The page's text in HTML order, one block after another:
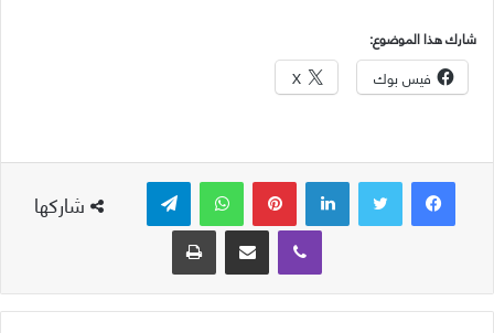
شارك هذا الموضوع:
فيس بوك X
شاركها
لينكدإن بينتيريست واتساب
ڤايبر
مشاركة عبر البريد طباعة